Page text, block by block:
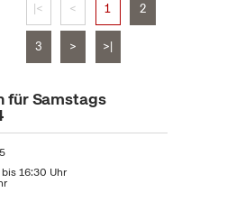
|< < 1 2
3 > >|
für Samstags
16:30 Uhr